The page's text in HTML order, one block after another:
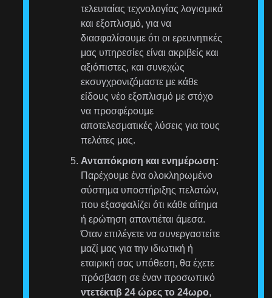
τελευταίας τεχνολογίας λογισμικά
και εξοπλισμό, για να
διασφαλίσουμε ότι οι ερευνητικές
μας υπηρεσίες είναι ακριβείς και
αξιόπιστες, και συνεχώς
εκσυγχρονιζόμαστε με κάθε
είδους νέο εξοπλισμό με στόχο
να προσφέρουμε
αποτελεσματικές λύσεις για τους
πελάτες μας.
Ανταπόκριση και ενημέρωση:
Παρέχουμε ένα ολοκληρωμένο
σύστημα υποστήριξης πελατών,
που εξασφαλίζει ότι κάθε αίτημα
ή ερώτηση απαντιέται άμεσα.
Όταν επιλέγετε να συνεργαστείτε
μαζί μας για την ιδιωτική ή
εταιρική σας υπόθεση, θα έχετε
πρόσβαση σε έναν προσωπικό
ντετέκτιβ 24 ώρες το 24ωρο,